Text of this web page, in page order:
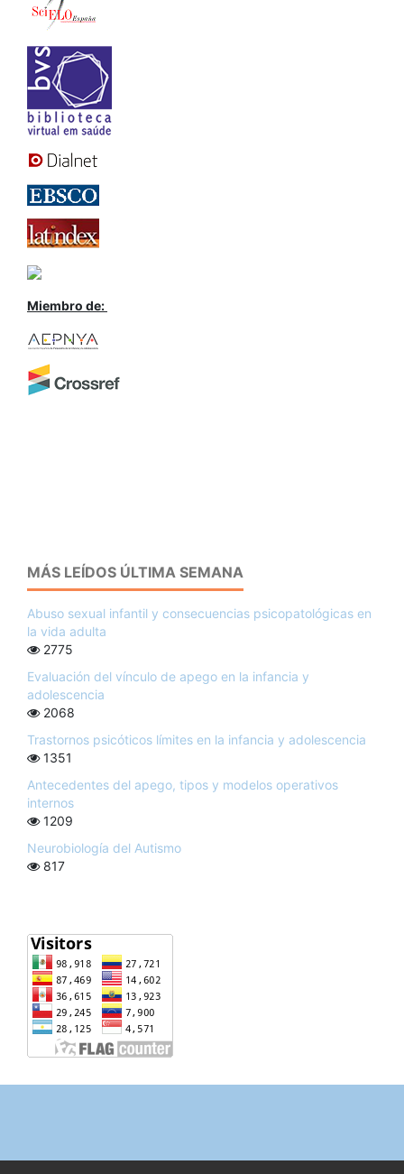
Miembro de:
MÁS LEÍDOS ÚLTIMA SEMANA
Abuso sexual infantil y consecuencias psicopatológicas en
la vida adulta
2775
Evaluación del vínculo de apego en la infancia y
adolescencia
2068
Trastornos psicóticos límites en la infancia y adolescencia
1351
Antecedentes del apego, tipos y modelos operativos
internos
1209
Neurobiología del Autismo
817